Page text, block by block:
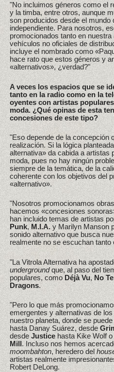
"No incluimos géneros como el
y la timba, entre otros, aunque
son producidos desde el mundo
independiente. Para nosotros,
promocionados tanto en
vehículos no oficiales de
incluye el nombrado como
hace rato que estos géneros y
«alternativos», ¿verdad?"
A veces los espacios que se
tanto en la radio como en la
oyentes con artistas
moda. ¿Qué opinas de esta
concesiones de este tipo?
"Eso depende de la concepción
realización. Si la lógica
alternativa» da cabida a artistas
moda, pues no hay ningún
siempre de la temática, de la
coherente con los objetivos del
«alternativo».
"Nosotros promocionamos
hacemos «concesiones
han incluido temas de artistas
Punk,M.I.A.y Marilyn Manson
sonido alternativo que busca
realmente no se escuchan
"La Vitrola Alternativa ha
undergroundque, al paso del
populares, como Déjà Vu, No
Dragons.
"Pero lo que más
emergentes y alternativas de
nuestro planeta, donde se
hasta Danay Suárez, desde
desdeJusticehasta Kike Wolf
Mill. Incluso nos hemos
moombahton, heredero del
artistas realmente
Robert DeLong.